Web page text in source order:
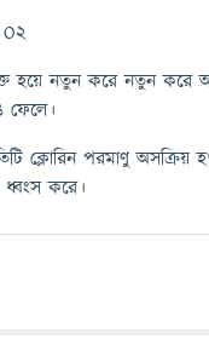
হয়ে নতুন করে নতুন করে
ক্লোরিন পরমাণু অসক্রিয়
করে।